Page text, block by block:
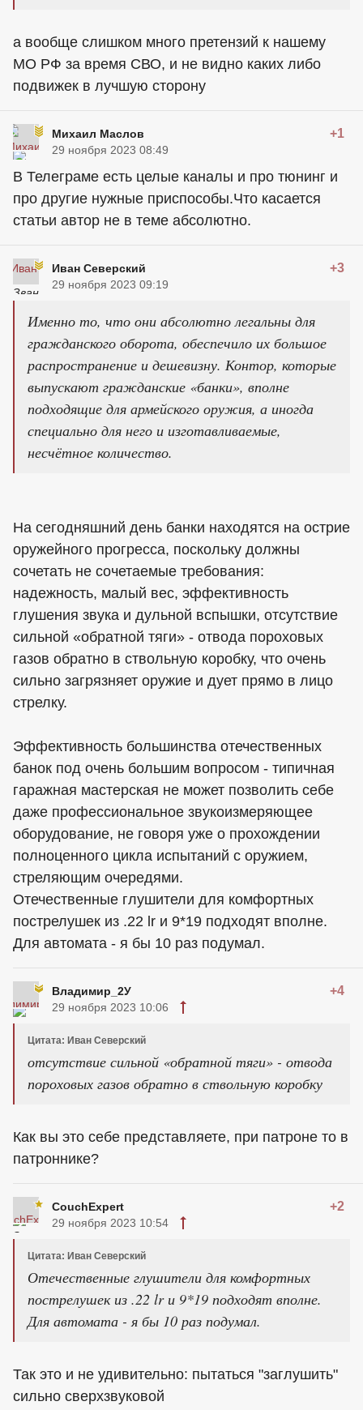
а вообще слишком много претензий к нашему
МО РФ за время СВО, и не видно каких либо
подвижек в лучшую сторону
Михаил Маслов +1
29 ноября 2023 08:49
В Телеграме есть целые каналы и про тюнинг и
про другие нужные приспособы.Что касается
статьи автор не в теме абсолютно.
Иван Северский +3
29 ноября 2023 09:19
Именно то, что они абсолютно легальны для
гражданского оборота, обеспечило их большое
распространение и дешевизну. Контор, которые
выпускают гражданские «банки», вполне
подходящие для армейского оружия, а иногда
специально для него и изготавливаемые,
несчётное количество.
На сегодняшний день банки находятся на острие
оружейного прогресса, поскольку должны
сочетать не сочетаемые требования:
надежность, малый вес, эффективность
глушения звука и дульной вспышки, отсутствие
сильной «обратной тяги» - отвода пороховых
газов обратно в ствольную коробку, что очень
сильно загрязняет оружие и дует прямо в лицо
стрелку.
Эффективность большинства отечественных
банок под очень большим вопросом - типичная
гаражная мастерская не может позволить себе
даже профессиональное звукоизмеряющее
оборудование, не говоря уже о прохождении
полноценного цикла испытаний с оружием,
стреляющим очередями.
Отечественные глушители для комфортных
пострелушек из .22 lr и 9*19 подходят вполне.
Для автомата - я бы 10 раз подумал.
Владимир_2У +4
29 ноября 2023 10:06
Цитата: Иван Северский
отсутствие сильной «обратной тяги» - отвода
пороховых газов обратно в ствольную коробку
Как вы это себе представляете, при патроне то в
патроннике?
CouchExpert +2
29 ноября 2023 10:54
Цитата: Иван Северский
Отечественные глушители для комфортных
пострелушек из .22 lr и 9*19 подходят вполне.
Для автомата - я бы 10 раз подумал.
Так это и не удивительно: пытаться "заглушить"
сильно сверхзвуковой